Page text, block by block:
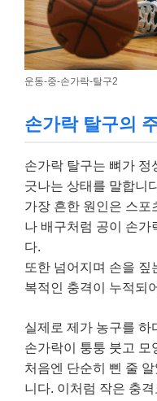
운동-중-손가락-탈구2
손가락 탈구의
손가락 탈구는 뼈가 정
긋나는 상태를 말합니
가장 흔한 원인은 스포
나 배구처럼 공이 손가
다.
또한 넘어지며 손을
복적인 충격이 누적되
실제로 제가 농구를 하
손가락이 퉁퉁 붓고 모
처음엔 단순히 삔 줄
니다. 이처럼 작은 충